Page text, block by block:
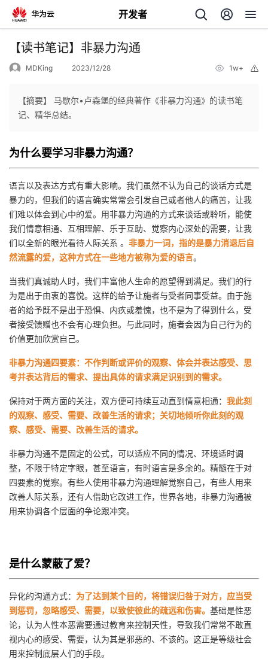
开发者
返
主
页
我
的
开
发
者
我
博
客
的
论
坛
我
的
圈
我
的
播
我
活的
我
发
者
学
Programs
的
支
持
【读书笔记】非暴力沟通
MDKing 2023/12/28 1w+
【摘要】 马歇尔•卢森堡的经典著作《非暴力沟通》的读书笔
记、精华总结。
为什么要学习非暴力沟通？
语言以及表达方式有重大影响。我们虽然不认为自己的谈话方式是
暴力的，但我们的语言确实常常会引发自己或者他人的痛苦，让我
们难以体会到心中的爱。用非暴力沟通的方式来谈话或聆听，能使
我们情意相通、互相理解、乐于互助、觉察内心深处的需要，让我
们以全新的眼光看待人际关系 。 非暴力一词，指的是暴力消退后自
然流露的爱，这种方式在一些地方被称为爱的语言。
当我们真诚助人时，我们丰富他人生命的愿望得到满足。我们的行
为是出于由衷的喜悦。这样的给予让施者与受者同事受益。由于施
者的给予既不是出于恐惧、内疚或羞愧，也不是为了得到什么，受
者接受馈赠也不会有心理负担。与此同时，施者会因为自己行为的
价值更加欣赏自己。
非暴力沟通四要素：不作判断或评价的观察、体会并表达感受、思
考并表达背后的需求、提出具体的请求满足识别到的需求。
保持对于两方面的关注，双方便可持续互动直到情意相通： 我此刻
的观察、感受、需要、改善生活的请求；关切地倾听你此刻的观
察、感受、需要、改善生活的请求。
非暴力沟通不是固定的公式，可以适应不同的情况、环境适时调
整，不限于特定字眼，甚至语言，有时语言是多余的。精髓在于对
四要素的觉察。 有些人使用非暴力沟通理解觉察自己，有些人用来
改善人际关系，还有人借助它改进工作，世界各地，非暴力沟通被
用来协调各个层面的争论跟冲突。
是什么蒙蔽了爱？
异化的沟通方式： 为了达到某个目的，将错误归咎于对方，应当受
到惩罚，忽略感受、需要，以致使彼此的疏远和伤害。 基础是性恶
论，认为人性本恶需要通过教育来控制天性，导致我们常常不敢直
视内心的感受、需要，认为其是邪恶的、不该的。这正是等级社会
用来控制底层人们的手段。